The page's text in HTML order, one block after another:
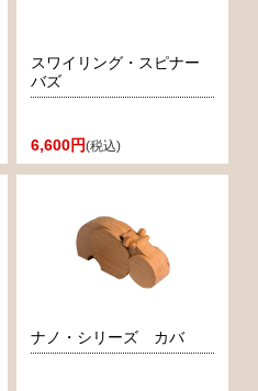
スワイリング・スピナー
バズ
6,600円(税込)
ナノ・シリーズ カバ